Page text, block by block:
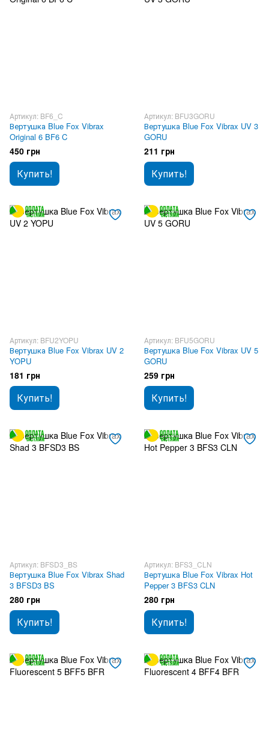
Артикул: BF6_C
Вертушка Blue Fox Vibrax
Original 6 BF6 C
450 грн
Купить!
Артикул: BFU3GORU
Вертушка Blue Fox Vibrax UV 3
GORU
211 грн
Купить!
Артикул: BFU2YOPU
Вертушка Blue Fox Vibrax UV 2
YOPU
181 грн
Купить!
Артикул: BFU5GORU
Вертушка Blue Fox Vibrax UV 5
GORU
259 грн
Купить!
Артикул: BFSD3_BS
Вертушка Blue Fox Vibrax Shad
3 BFSD3 BS
280 грн
Купить!
Артикул: BFS3_CLN
Вертушка Blue Fox Vibrax Hot
Pepper 3 BFS3 CLN
280 грн
Купить!